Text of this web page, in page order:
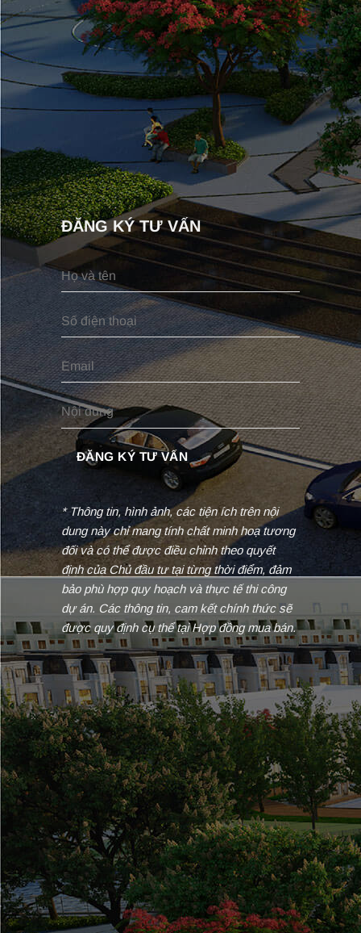
ĐĂNG KÝ TƯ VẤN
* Thông tin, hình ảnh, các tiện ích trên nội
dung này chỉ mang tính chất minh hoạ tương
đối và có thể được điều chỉnh theo quyết
định của Chủ đầu tư tại từng thời điểm, đảm
bảo phù hợp quy hoạch và thực tế thi công
dự án. Các thông tin, cam kết chính thức sẽ
được quy định cụ thể tại Hợp đồng mua bán.